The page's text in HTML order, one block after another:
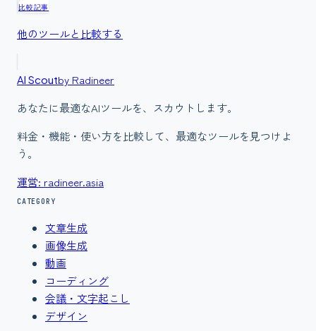
比較記事
他のツールと比較する
AI Scoutby Radineer
あなたに最適なAIツールを、スカウトします。
料金・機能・使い方を比較して、最適なツールを見つけよ
う。
運営: radineer.asia
CATEGORY
文章生成
画像生成
動画
コーディング
会議・文字起こし
デザイン